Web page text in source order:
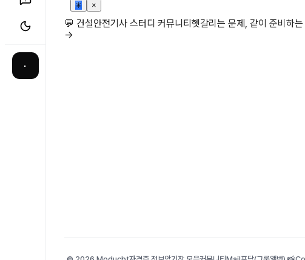
·
✳ ×
💬 건설안전기사 스터디 커뮤니티헷갈리는 문제, 같이 준비하
→